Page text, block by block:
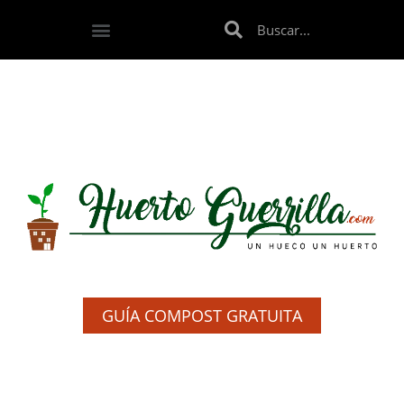
GUÍA COMPOST GRATUITA